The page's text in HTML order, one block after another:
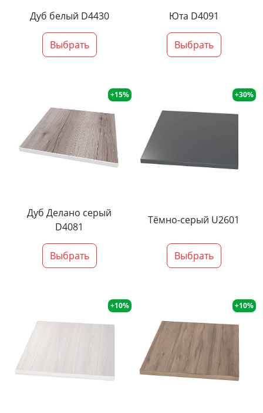
Дуб белый D4430
Выбрать
Юта D4091
Выбрать
+15%
Дуб Делано серый
D4081
Выбрать
+30%
Тёмно-серый U2601
Выбрать
+10% +10%